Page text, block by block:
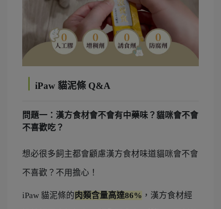
iPaw 貓泥條 Q&A
問題一：漢方食材會不會有中藥味？貓咪會不會
不喜歡吃？
想必很多飼主都會顧慮漢方食材味道貓咪會不會
不喜歡？不用擔心！
iPaw 貓泥條的 肉類含量高達86% ，漢方食材經